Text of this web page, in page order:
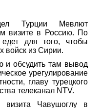
Турции Мевлют
визите в Россию. По
для того, чтобы
войск из Сирии.
и обсудить там вывод
урегулирование
главу турецкого
телеканал NTV.
визита Чавушоглу в